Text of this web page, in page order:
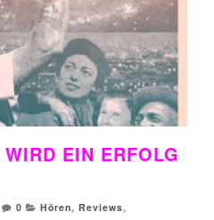
EIN ERFOLG
0 Hören, Reviews,